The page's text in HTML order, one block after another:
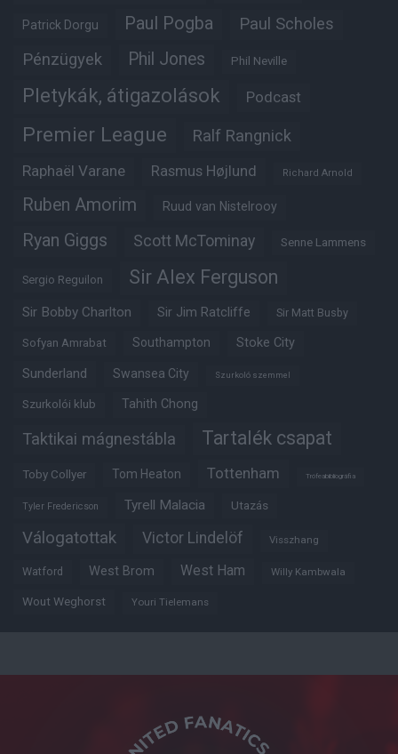
Patrick Dorgu Paul Pogba Paul Scholes
Pénzügyek Phil Jones Phil Neville
Pletykák, átigazolások Podcast
Premier League Ralf Rangnick
Raphaël Varane Rasmus Højlund Richard Arnold
Ruben Amorim Ruud van Nistelrooy
Ryan Giggs Scott McTominay Senne Lammens
Sergio Reguilon Sir Alex Ferguson
Sir Bobby Charlton Sir Jim Ratcliffe Sir Matt Busby
Sofyan Amrabat Southampton Stoke City
Sunderland Swansea City Szurkoló szemmel
Szurkolói klub Tahith Chong
Taktikai mágnestábla Tartalék csapat
Toby Collyer Tom Heaton Tottenham Trófeabibliográfia
Tyler Fredericson Tyrell Malacia Utazás
Válogatottak Victor Lindelöf Visszhang
Watford West Brom West Ham Willy Kambwala
Wout Weghorst Youri Tielemans